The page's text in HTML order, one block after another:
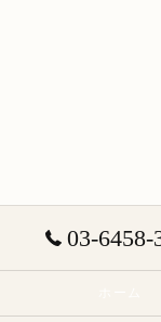
03-6458-